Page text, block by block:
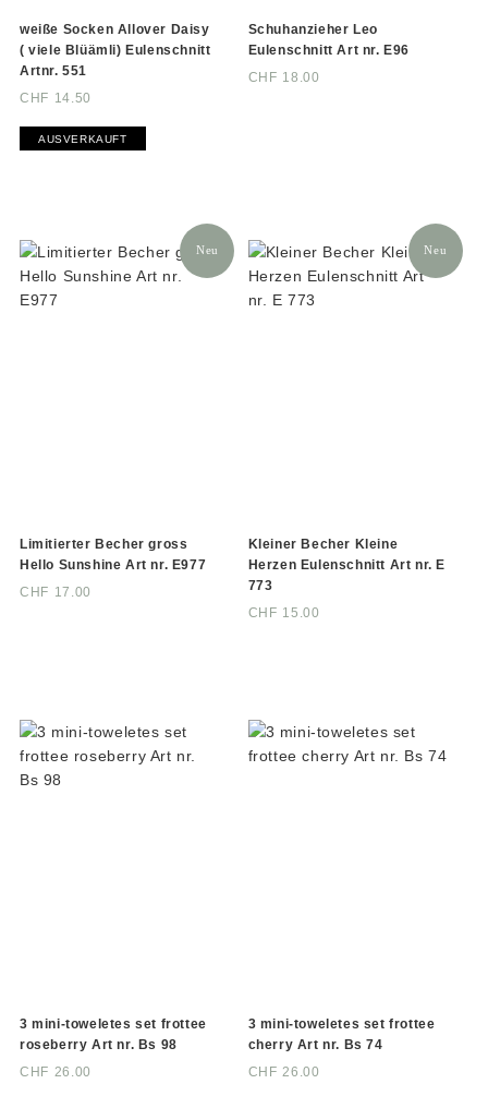
weiße Socken Allover Daisy
( viele Blüämli) Eulenschnitt
Artnr. 551
CHF 14.50
AUSVERKAUFT
Schuhanzieher Leo
Eulenschnitt Art nr. E96
CHF 18.00
Neu
Limitierter Becher gross
Hello Sunshine Art nr. E977
CHF 17.00
Neu
Kleiner Becher Kleine
Herzen Eulenschnitt Art nr. E
773
CHF 15.00
3 mini-toweletes set frottee
roseberry Art nr. Bs 98
CHF 26.00
3 mini-toweletes set frottee
cherry Art nr. Bs 74
CHF 26.00